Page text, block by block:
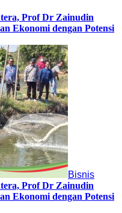
Prof Dr Zainudin
Ekonomi dengan Potensi
Bisnis
Prof Dr Zainudin
Ekonomi dengan Potensi